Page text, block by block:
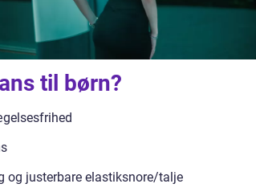
til børn?
og justerbare elastiksnore/talje